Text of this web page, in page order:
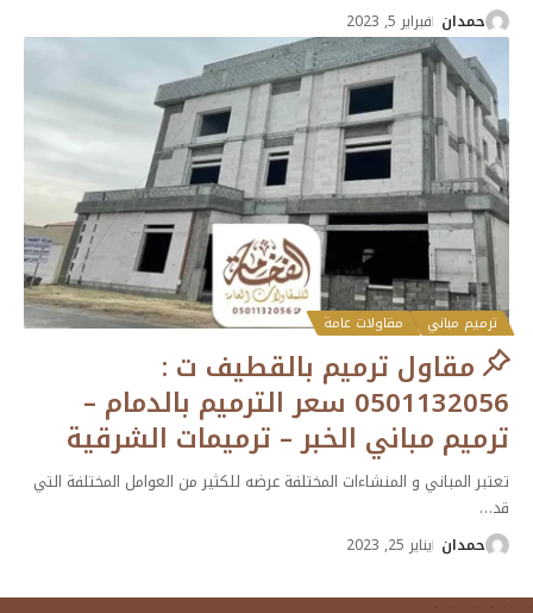
حمدان فبراير 5, 2023
ترميم مباني مقاولات عامة
مقاول ترميم بالقطيف ت :
0501132056 سعر الترميم بالدمام –
ترميم مباني الخبر – ترميمات الشرقية
تعتبر المباني و المنشاءات المختلفة عرضه للكثير من العوامل المختلفة التي
قد…
حمدان يناير 25, 2023